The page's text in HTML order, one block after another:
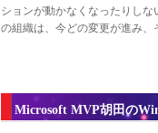
ションが動かなくなったりし
の組織は、今どの変更が進み、
Microsoft MVP胡田の